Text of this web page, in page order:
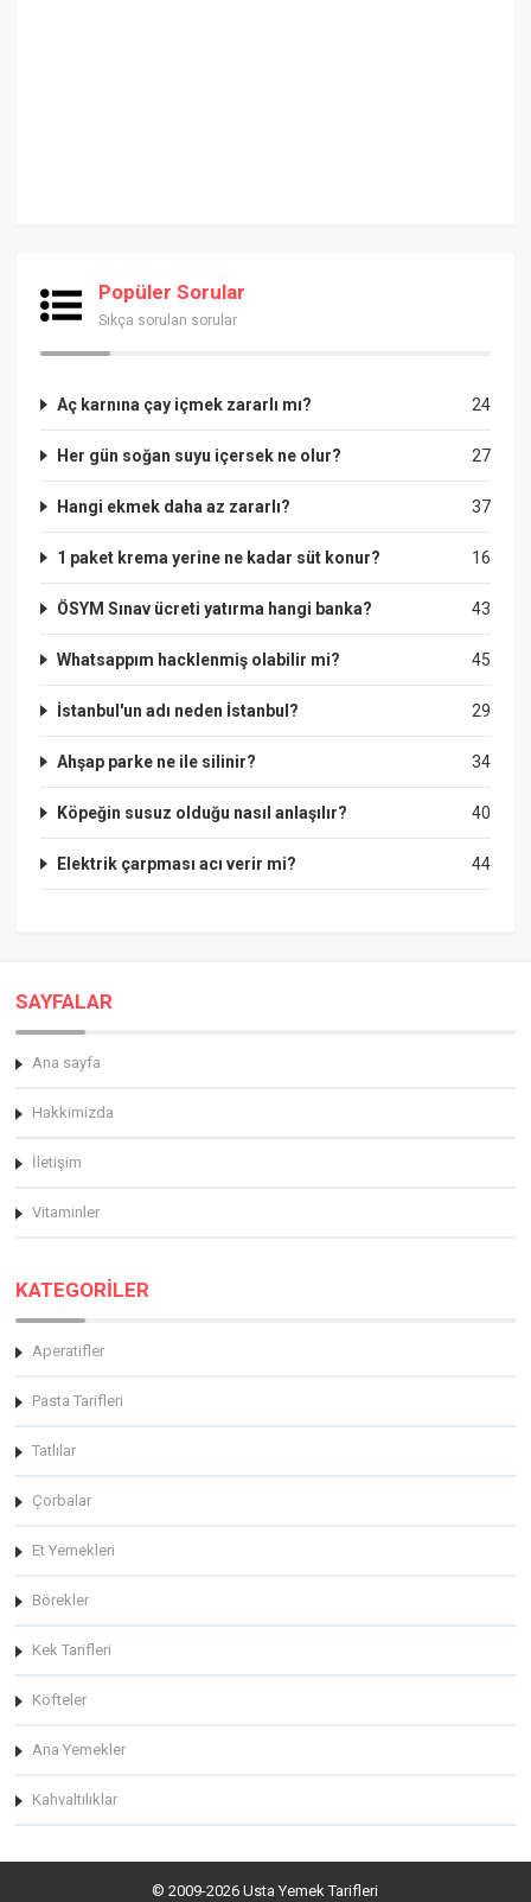
Popüler Sorular
Sıkça sorulan sorular
24
Aç karnına çay içmek zararlı mı?
27
Her gün soğan suyu içersek ne olur?
37
Hangi ekmek daha az zararlı?
16
1 paket krema yerine ne kadar süt konur?
43
ÖSYM Sınav ücreti yatırma hangi banka?
45
Whatsappım hacklenmiş olabilir mi?
29
İstanbul'un adı neden İstanbul?
34
Ahşap parke ne ile silinir?
40
Köpeğin susuz olduğu nasıl anlaşılır?
44
Elektrik çarpması acı verir mi?
SAYFALAR
Ana sayfa
Hakkimizda
İletişim
Vitaminler
KATEGORİLER
Aperatifler
Pasta Tarifleri
Tatlılar
Çorbalar
Et Yemekleri
Börekler
Kek Tarifleri
Köfteler
Ana Yemekler
Kahvaltılıklar
© 2009-2026 Usta Yemek Tarifleri